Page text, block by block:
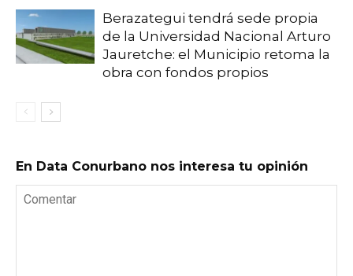
Berazategui tendrá sede propia
de la Universidad Nacional Arturo
Jauretche: el Municipio retoma la
obra con fondos propios
En Data Conurbano nos interesa tu opinión